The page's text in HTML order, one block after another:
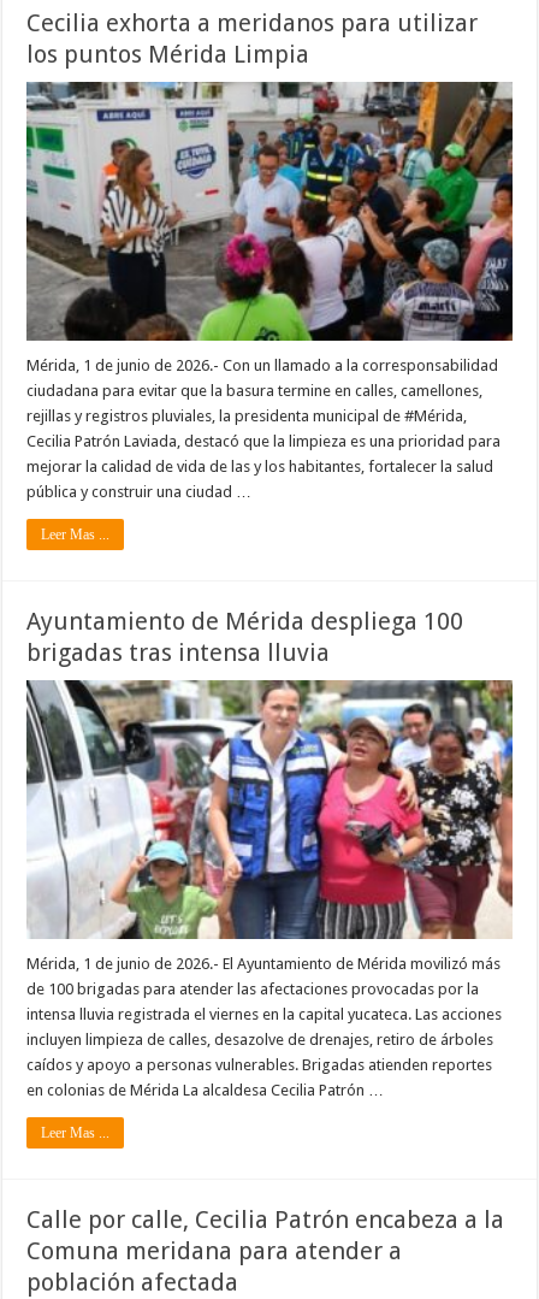
Cecilia exhorta a meridanos para utilizar
los puntos Mérida Limpia
Mérida, 1 de junio de 2026.- Con un llamado a la corresponsabilidad
ciudadana para evitar que la basura termine en calles, camellones,
rejillas y registros pluviales, la presidenta municipal de #Mérida,
Cecilia Patrón Laviada, destacó que la limpieza es una prioridad para
mejorar la calidad de vida de las y los habitantes, fortalecer la salud
pública y construir una ciudad …
Leer Mas ...
Ayuntamiento de Mérida despliega 100
brigadas tras intensa lluvia
Mérida, 1 de junio de 2026.- El Ayuntamiento de Mérida movilizó más
de 100 brigadas para atender las afectaciones provocadas por la
intensa lluvia registrada el viernes en la capital yucateca. Las acciones
incluyen limpieza de calles, desazolve de drenajes, retiro de árboles
caídos y apoyo a personas vulnerables. Brigadas atienden reportes
en colonias de Mérida La alcaldesa Cecilia Patrón …
Leer Mas ...
Calle por calle, Cecilia Patrón encabeza a la
Comuna meridana para atender a
población afectada